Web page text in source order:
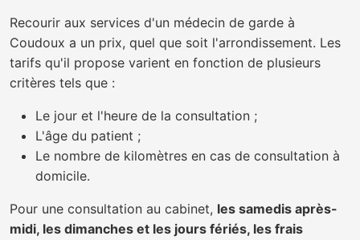
Recourir aux services d'un médecin de garde à
Coudoux a un prix, quel que soit l'arrondissement. Les
tarifs qu'il propose varient en fonction de plusieurs
critères tels que :
Le jour et l'heure de la consultation ;
L'âge du patient ;
Le nombre de kilomètres en cas de consultation à
domicile.
Pour une consultation au cabinet, les samedis après-
midi, les dimanches et les jours fériés, les frais